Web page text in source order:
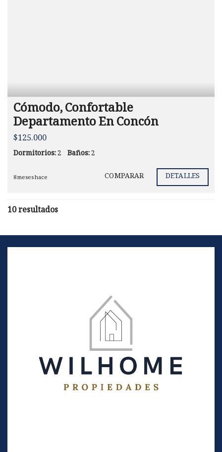
Cómodo, Confortable
Departamento En Concón
$125.000
Dormitorios:2 Baños:2
8 meses hace COMPARAR DETALLES
10 resultados